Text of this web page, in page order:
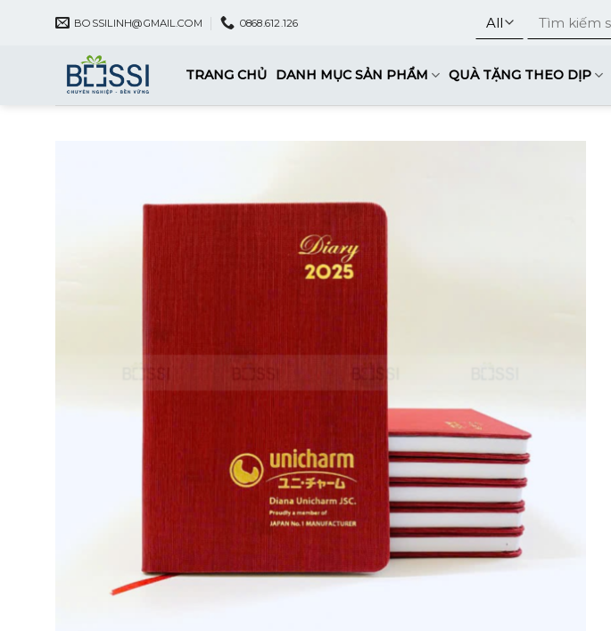
BOSSILINH@GMAIL.COM 0868.612.126
TRANG CHỦ DANH MỤC SẢN PHẨM QUÀ TẶNG THEO DỊP